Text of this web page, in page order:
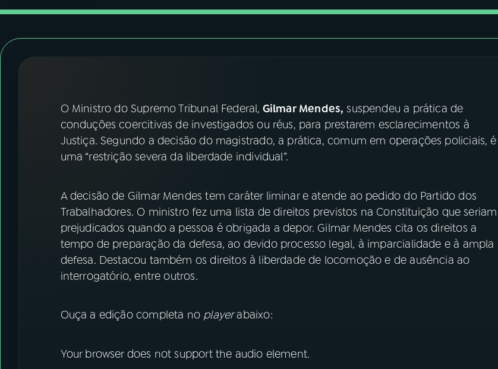
ACOMPANHE A RÁDIO NACIONAL
YouTube Facebook
O Ministro do Supremo Tribunal Federal, Gilmar Mendes, suspendeu a prática de
conduções coercitivas de investigados ou réus, para prestarem esclarecimentos à
Justiça. Segundo a decisão do magistrado, a prática, comum em operações policiais, é
uma “restrição severa da liberdade individual”.
A decisão de Gilmar Mendes tem caráter liminar e atende ao pedido do Partido dos
Trabalhadores. O ministro fez uma lista de direitos previstos na Constituição que seriam
prejudicados quando a pessoa é obrigada a depor. Gilmar Mendes cita os direitos a
tempo de preparação da defesa, ao devido processo legal, à imparcialidade e à ampla
defesa. Destacou também os direitos à liberdade de locomoção e de ausência ao
interrogatório, entre outros.
Ouça a edição completa no playerabaixo:
Your browser does not support the audio element.